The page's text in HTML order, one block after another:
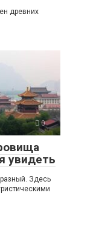
древних
0
увидеть
Здесь